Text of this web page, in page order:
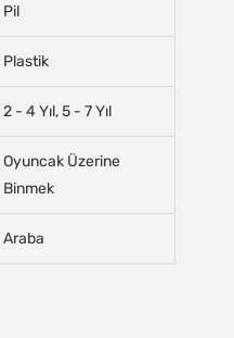
Pil
Plastik
2 - 4 Yıl, 5 - 7 Yıl
Oyuncak Üzerine
Binmek
Araba